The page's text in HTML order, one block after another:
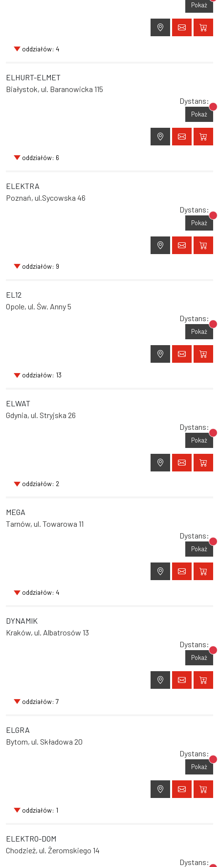
Pokaż
oddziałów: 4
ELHURT-ELMET
Białystok, ul. Baranowicka 115
Dystans:
Pokaż
oddziałów: 6
ELEKTRA
Poznań, ul.Sycowska 46
Dystans:
Pokaż
oddziałów: 9
EL12
Opole, ul. Św. Anny 5
Dystans:
Pokaż
oddziałów: 13
ELWAT
Gdynia, ul. Stryjska 26
Dystans:
Pokaż
oddziałów: 2
MEGA
Tarnów, ul. Towarowa 11
Dystans:
Pokaż
oddziałów: 4
DYNAMIK
Kraków, ul. Albatrosów 13
Dystans:
Pokaż
oddziałów: 7
ELGRA
Bytom, ul. Składowa 20
Dystans:
Pokaż
oddziałów: 1
ELEKTRO-DOM
Chodzież, ul. Żeromskiego 14
Dystans: